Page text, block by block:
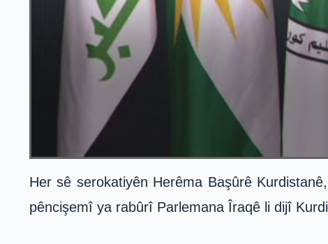
Her sê serokatiyên Herêma Başûrê
pêncişemî ya rabûrî Parlemana Îraqê li dijî